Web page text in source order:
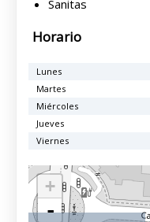
Sanitas
Horario
Lunes
Martes
Miércoles
Jueves
Viernes
+
-